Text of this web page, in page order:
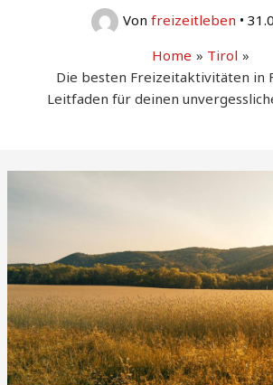
Von freizeitleben •
Home
Tirol
Die besten Freizeitaktivitäten in
Leitfaden für deinen